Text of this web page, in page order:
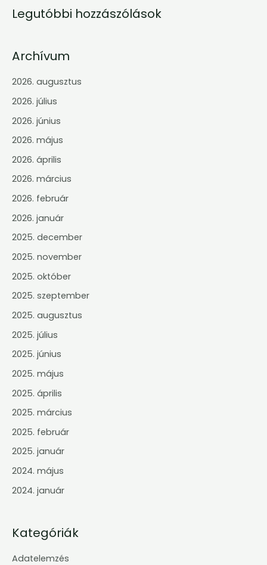
Legutóbbi hozzászólások
Archívum
2026. augusztus
2026. július
2026. június
2026. május
2026. április
2026. március
2026. február
2026. január
2025. december
2025. november
2025. október
2025. szeptember
2025. augusztus
2025. július
2025. június
2025. május
2025. április
2025. március
2025. február
2025. január
2024. május
2024. január
Kategóriák
Adatelemzés